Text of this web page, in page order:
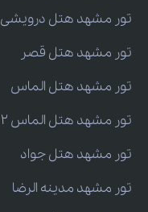
تور مشهد هتل درویشی
تور مشهد هتل قصر
تور مشهد هتل الماس
تور مشهد هتل الماس 2
تور مشهد هتل جواد
تور مشهد مدینه الرضا